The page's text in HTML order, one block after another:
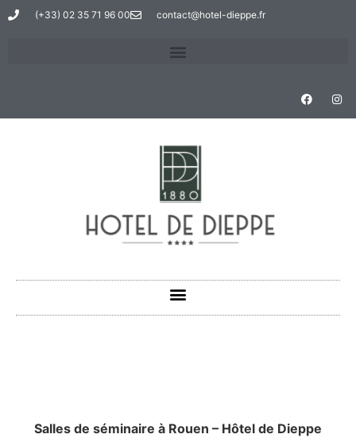
(+33) 02 35 71 96 00 contact@hotel-dieppe.fr
Salles de séminaire à Rouen – Hôtel de Dieppe